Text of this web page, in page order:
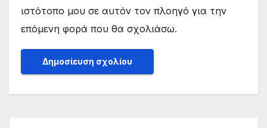
ιστότοπο μου σε αυτόν τον πλοηγό για την
επόμενη φορά που θα σχολιάσω.